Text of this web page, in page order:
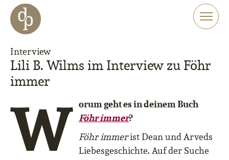
Zum Haupt-Inhalt springen
Zur Navigation springen
Zur Website-Suche springen
Interview
Lili B. Wilms im Interview zu Föhr
immer
W orum geht es in deinem Buch
Föhr immer?
Föhr immerist Dean und Arveds
Liebesgeschichte. Auf der Suche